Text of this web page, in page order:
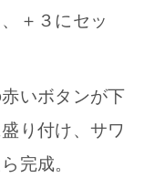
＋３にセッ
いボタンが下
り付け、サワ
完成。